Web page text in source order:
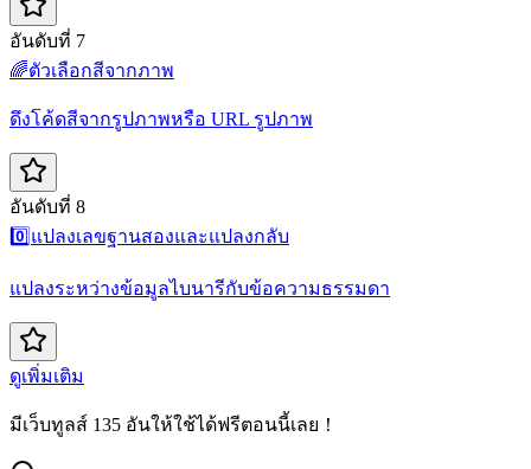
อันดับที่ 7
🌈ตัวเลือกสีจากภาพ
ดึงโค้ดสีจากรูปภาพหรือ URL รูปภาพ
อันดับที่ 8
0️⃣ แปลงเลขฐานสองและแปลงกลับ
แปลงระหว่างข้อมูลไบนารีกับข้อความธรรมดา
ดูเพิ่มเติม
มีเว็บทูลส์ 135 อันให้ใช้ได้ฟรีตอนนี้เลย！